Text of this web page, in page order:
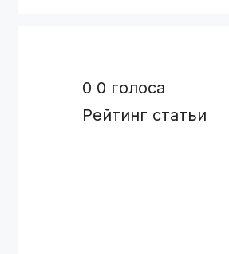
0 0 голоса
Рейтинг статьи